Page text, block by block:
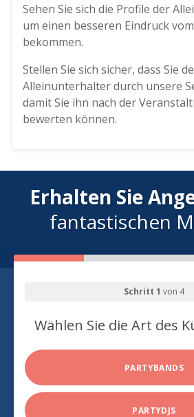
Sehen Sie sich die Profile der
um einen besseren Eindruck
bekommen.
Stellen Sie sich sicher, dass Sie
Alleinunterhalter durch unsere
damit Sie ihn nach der
bewerten können.
Erhalten Sie
fantastischen
Schritt 1 von 4
Wählen Sie die Art des
PARTYBANDS
PARTYDJS